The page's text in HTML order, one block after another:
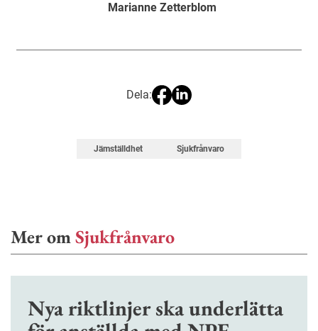
Marianne Zetterblom
Dela:
Jämställdhet Sjukfrånvaro
Mer omSjukfrånvaro
Nya riktlinjer ska underlätta